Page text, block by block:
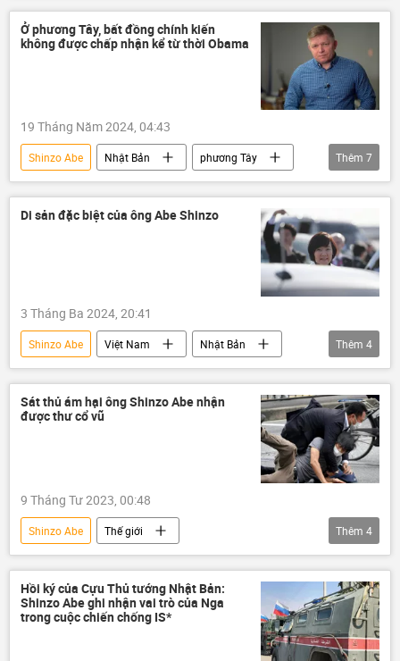
Nhật Bản
quan hệ
Chính trị
Tokyo
Moskva Điện Kremlin
Ở phương Tây, bất đồng chính kiến
không được chấp nhận kể từ thời Obama
19 Tháng Năm 2024, 04:43
Shinzo Abe Nhật Bản
phương Tây
Viktor Orban
Thế giới
Chính trị
Tayyip Erdogan
Barack Obama
Thêm 7
Di sản đặc biệt của ông Abe Shinzo
3 Tháng Ba 2024, 20:41
Shinzo Abe Việt Nam
Nhật Bản
Đà Nẵng
Chính trị
Xã hội
viện trợ
Thêm 4
Sát thủ ám hại ông Shinzo Abe nhận
được thư cổ vũ
9 Tháng Tư 2023, 00:48
Shinzo Abe
Thế giới
Vụ ám sát cựu Thủ tướng Nhật Bản Shinzo Abe
Nhật Bản
vi phạm vụ ám sát
Thêm 4
Hồi ký của Cựu Thủ tướng Nhật Bản:
Shinzo Abe ghi nhận vai trò của Nga
trong cuộc chiến chống IS*